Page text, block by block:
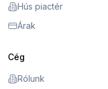
Hús piactér
Árak
Cég
Rólunk